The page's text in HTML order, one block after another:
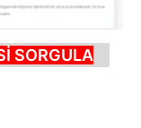
SORGULA